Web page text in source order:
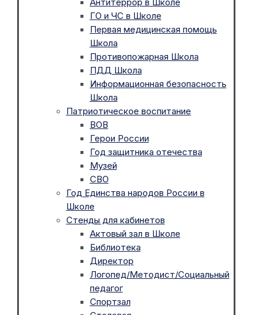
Антитеррор в Школе
ГО и ЧС в Школе
Первая медицинская помощь
Школа
Противопожарная Школа
ПДД Школа
Информационная безопасность
Школа
Патриотическое воспитание
ВОВ
Герои России
Год защитника отечества
Музей
СВО
Год Единства народов России в
Школе
Стенды для кабинетов
Актовый зал в Школе
Библиотека
Директор
Логопед/Методист/Социальный
педагог
Спортзал